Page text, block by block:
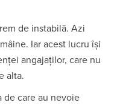
de instabilă. Azi
Iar acest lucru își
angajaților, care nu
alta.
de care au nevoie